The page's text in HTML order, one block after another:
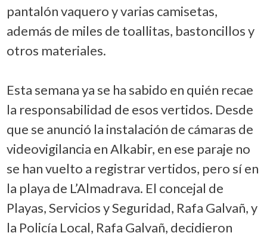
pantalón vaquero y varias camisetas,
además de miles de toallitas, bastoncillos y
otros materiales.
Esta semana ya se ha sabido en quién recae
la responsabilidad de esos vertidos. Desde
que se anunció la instalación de cámaras de
videovigilancia en Alkabir, en ese paraje no
se han vuelto a registrar vertidos, pero sí en
la playa de L’Almadrava. El concejal de
Playas, Servicios y Seguridad, Rafa Galvañ, y
la Policía Local, Rafa Galvañ, decidieron